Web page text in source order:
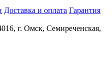
Доставка и оплата Гарантия
г. Омск, Семиреченская,